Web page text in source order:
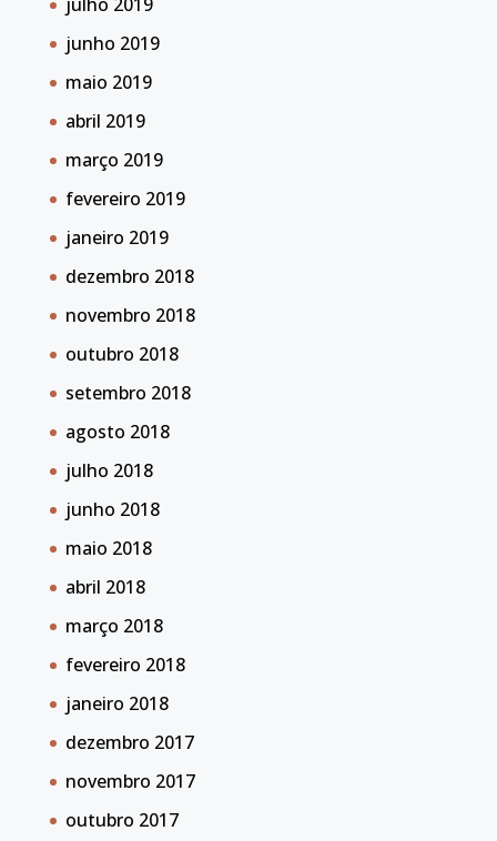
junho 2019
maio 2019
abril 2019
março 2019
fevereiro 2019
janeiro 2019
dezembro 2018
novembro 2018
outubro 2018
setembro 2018
agosto 2018
julho 2018
junho 2018
maio 2018
abril 2018
março 2018
fevereiro 2018
janeiro 2018
dezembro 2017
novembro 2017
outubro 2017